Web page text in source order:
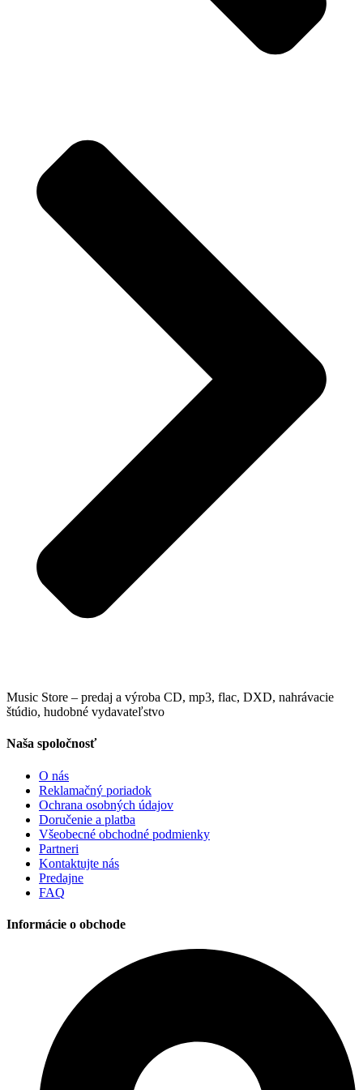
Music Store – predaj a výroba CD, mp3, flac, DXD, nahrávacie
štúdio, hudobné vydavateľstvo
Naša spoločnosť
O nás
Reklamačný poriadok
Ochrana osobných údajov
Doručenie a platba
Všeobecné obchodné podmienky
Partneri
Kontaktujte nás
Predajne
FAQ
Informácie o obchode